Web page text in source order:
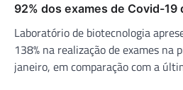
92% dos exames de Covid-19
Laboratório de biotecnologia
138% na realização de exames na
janeiro, em comparação com a